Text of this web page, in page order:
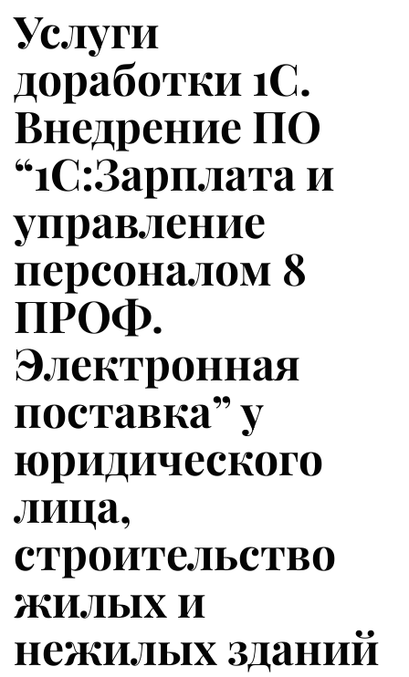
Услуги
доработки 1С.
Внедрение ПО
“1С:Зарплата и
управление
персоналом 8
ПРОФ.
Электронная
поставка” у
юридического
лица,
строительство
жилых и
нежилых зданий